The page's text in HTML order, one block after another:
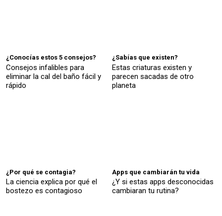
¿Conocías estos 5 consejos?
Consejos infalibles para
eliminar la cal del baño fácil y
rápido
¿Sabías que existen?
Estas criaturas existen y
parecen sacadas de otro
planeta
¿Por qué se contagia?
La ciencia explica por qué el
bostezo es contagioso
Apps que cambiarán tu vida
¿Y si estas apps desconocidas
cambiaran tu rutina?